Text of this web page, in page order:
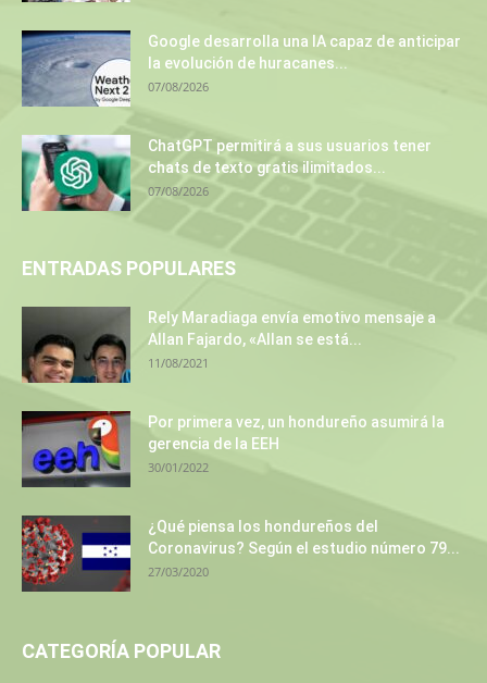
Google desarrolla una IA capaz de anticipar
la evolución de huracanes...
07/08/2026
ChatGPT permitirá a sus usuarios tener
chats de texto gratis ilimitados...
07/08/2026
ENTRADAS POPULARES
Rely Maradiaga envía emotivo mensaje a
Allan Fajardo, «Allan se está...
11/08/2021
Por primera vez, un hondureño asumirá la
gerencia de la EEH
30/01/2022
¿Qué piensa los hondureños del
Coronavirus? Según el estudio número 79...
27/03/2020
CATEGORÍA POPULAR